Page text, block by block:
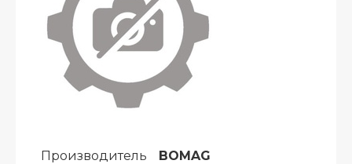
Производитель BOMAG